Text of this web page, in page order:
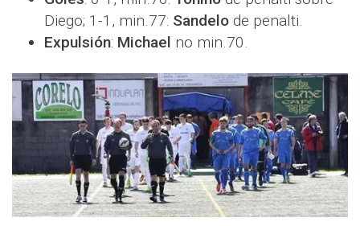
Diego; 1-1, min.77: Sandelo de penalti.
Expulsión: Michael no min.70.